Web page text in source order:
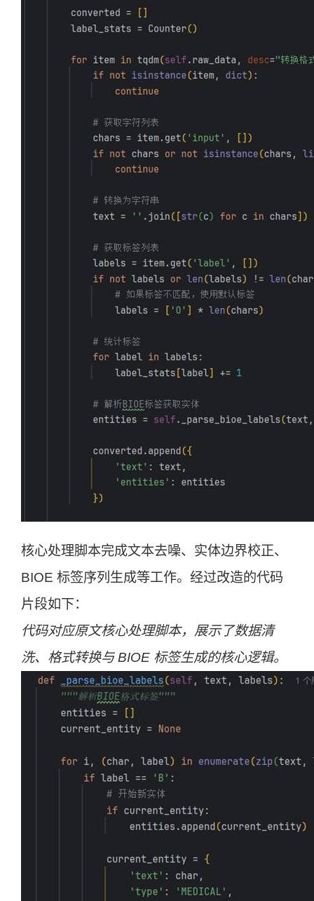
核心处理脚本完成文本去噪、实体边界校正、
BIOE 标签序列生成等工作。经过改造的代码
片段如下：
代码对应原文核心处理脚本，展示了数据清
洗、格式转换与 BIOE 标签生成的核心逻辑。